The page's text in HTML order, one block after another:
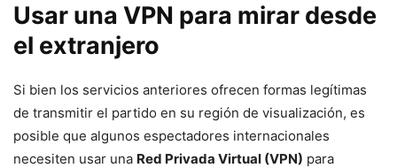
Usar una VPN para mirar desde
el extranjero
Si bien los servicios anteriores ofrecen formas legítimas
de transmitir el partido en su región de visualización, es
posible que algunos espectadores internacionales
necesiten usar una Red Privada Virtual (VPN) para